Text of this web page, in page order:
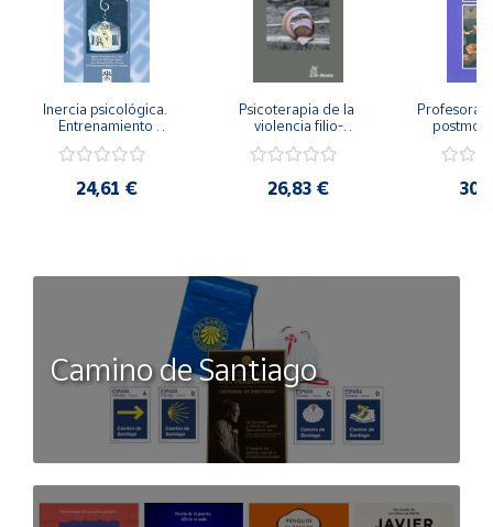
Inercia psicológica.
Entrenamiento
Igualdad de Género.
24,61 €
Psicoterapia de la
violencia filio-
secreto y la
26,83 €
Camino de Santiago